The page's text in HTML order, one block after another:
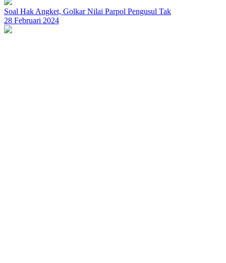
Soal Hak Angket, Golkar Nilai Parpol Pengusul Tak
28 Februari 2024